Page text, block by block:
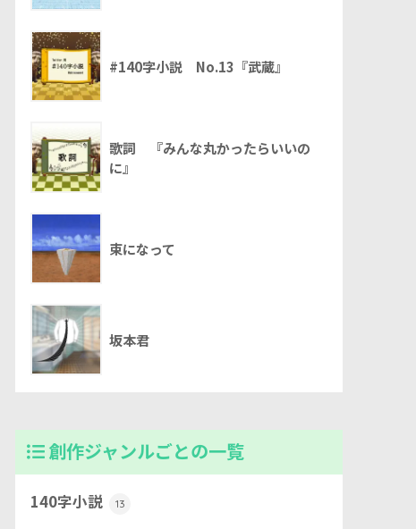
#140字小説 No.13『武蔵』
歌詞 『みんな丸かったらいいの
に』
束になって
坂本君
創作ジャンルごとの一覧
140字小説 13